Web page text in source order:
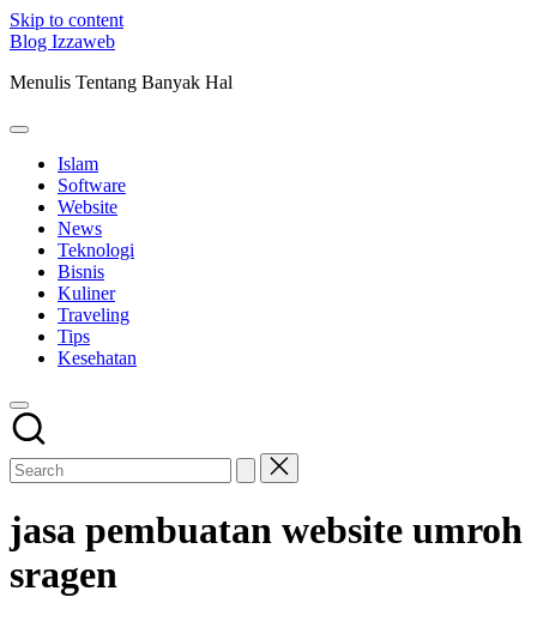
Skip to content
Blog Izzaweb
Menulis Tentang Banyak Hal
Islam
Software
Website
News
Teknologi
Bisnis
Kuliner
Traveling
Tips
Kesehatan
jasa pembuatan website umroh
sragen